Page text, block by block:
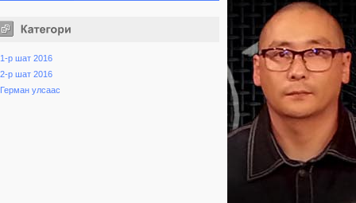
1-р шат 2016
2-р шат 2016
Герман улсаас